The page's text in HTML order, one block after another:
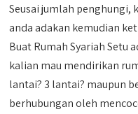
Seusai jumlah penghungi,
anda adakan kemudian
Buat Rumah Syariah Setu
kalian mau mendirikan
lantai? 3 lantai? maupun
berhubungan oleh